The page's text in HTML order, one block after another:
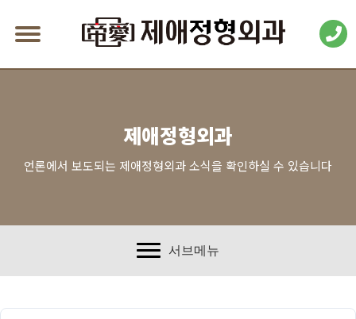
제애정형외과
언론에서 보도되는 제애정형외과 소식을 확인하실 수 있습니다
서브메뉴